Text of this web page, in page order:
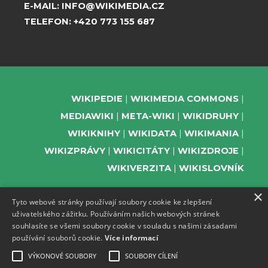
E-MAIL: INFO@WIKIMEDIA.CZ
TELEFON: +420 773 155 687
WIKIPEDIE
WIKIMEDIA COMMONS
MEDIAWIKI
META-WIKI
WIKIDRUHY
WIKIKNIHY
WIKIDATA
WIKIMANIA
WIKIZPRÁVY
WIKICITÁTY
WIKIZDROJE
WIKIVERZITA
WIKISLOVNÍK
PODPOŘTE NÁS
ODEBÍREJTE NEWSLETTER
TELEGRAM UDÁLOSTÍ WMČR
×
Tyto webové stránky používají soubory cookie ke zlepšení
uživatelského zážitku. Používáním našich webových stránek
souhlasíte se všemi soubory cookie v souladu s našimi zásadami
používání souborů cookie. Více informací
VÝKONOVÉ SOUBORY SOUBORY CÍLENÍ